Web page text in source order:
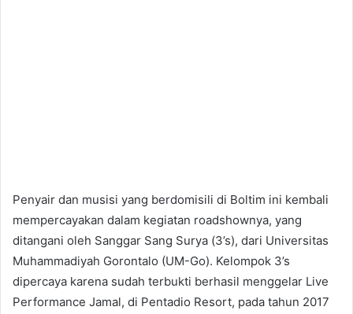
Penyair dan musisi yang berdomisili di Boltim ini kembali
mempercayakan dalam kegiatan roadshownya, yang
ditangani oleh Sanggar Sang Surya (3’s), dari Universitas
Muhammadiyah Gorontalo (UM-Go). Kelompok 3’s
dipercaya karena sudah terbukti berhasil menggelar Live
Performance Jamal, di Pentadio Resort, pada tahun 2017